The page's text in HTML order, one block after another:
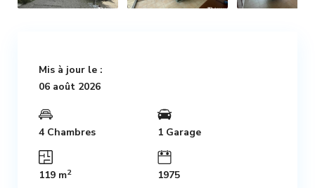
Mis à jour le :
06 août 2026
4 Chambres 1 Garage
119 m2 1975